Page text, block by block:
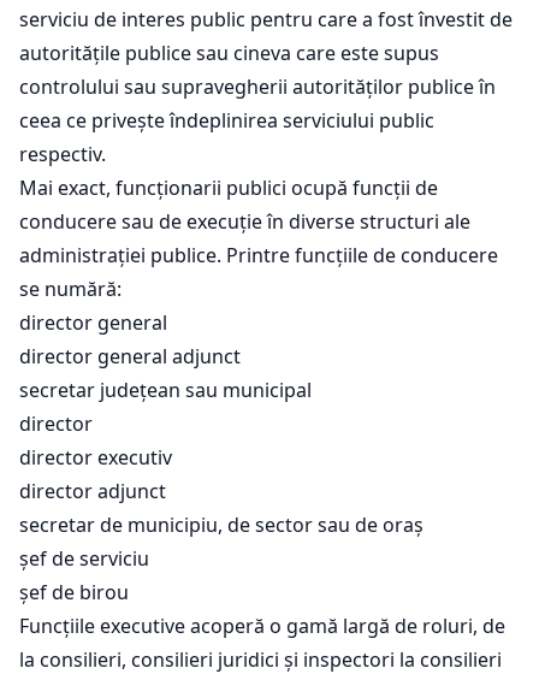
serviciu de interes public pentru care a fost învestit de
autoritățile publice sau cineva care este supus
controlului sau supravegherii autorităților publice în
ceea ce privește îndeplinirea serviciului public
respectiv.
Mai exact, funcționarii publici ocupă funcții de
conducere sau de execuție în diverse structuri ale
administrației publice. Printre funcțiile de conducere
se numără:
director general
director general adjunct
secretar județean sau municipal
director
director executiv
director adjunct
secretar de municipiu, de sector sau de oraș
șef de serviciu
șef de birou
Funcțiile executive acoperă o gamă largă de roluri, de
la consilieri, consilieri juridici și inspectori la consilieri